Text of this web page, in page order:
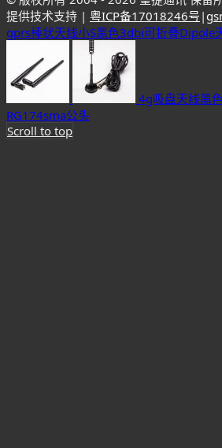
提供技术支持 | 粤ICP备17018246号 |
gprs棒状天线小S黑色3dbi可折叠Dipole
4g吸盘天线黑
RG174sma公头
Scroll to top